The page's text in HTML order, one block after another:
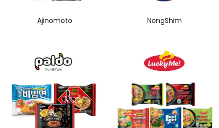
Ajinomoto NongShim